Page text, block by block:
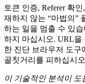
토큰 인증, Referer 확
재하지 않는 “마법의”
하는 일을 멈출 수 있
하지 마십시오. URL을
한 진단 브라우저 도
골칫거리를 피하십시
이 기술적인 분석이 도